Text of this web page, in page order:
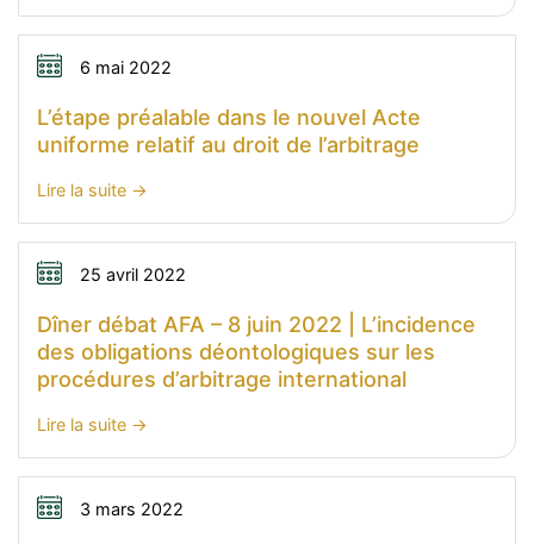
l’arbitrage
|
juin
2022
AFA
n°31
Mai
2021
6 mai 2022
L’étape préalable dans le nouvel Acte
uniforme relatif au droit de l’arbitrage
Lire la suite:
préalable
dans
nouvel
Acte
uniforme
relatif
droit
de
25 avril 2022
Dîner débat AFA – 8 juin 2022 | L’incidence
des obligations déontologiques sur les
procédures d’arbitrage international
Lire la suite:
débat
AFA
3 mars 2022